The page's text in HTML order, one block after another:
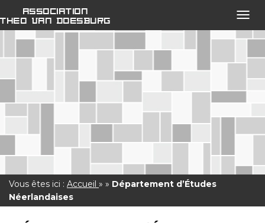
le
Association
Theo van Doesburg
Vous êtes ici : Accueil » » Département d’Études
Néerlandaises